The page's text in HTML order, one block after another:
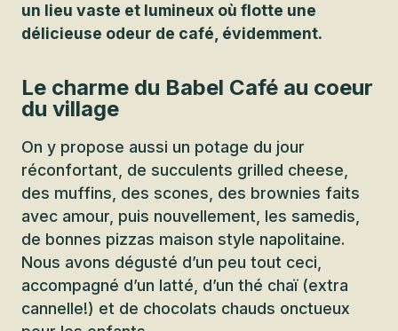
un lieu vaste et lumineux où flotte une
délicieuse odeur de café, évidemment.
Le charme du Babel Café au coeur
du village
On y propose aussi un potage du jour
réconfortant, de succulents grilled cheese,
des muffins, des scones, des brownies faits
avec amour, puis nouvellement, les samedis,
de bonnes pizzas maison style napolitaine.
Nous avons dégusté d’un peu tout ceci,
accompagné d’un latté, d’un thé chaï (extra
cannelle!) et de chocolats chauds onctueux